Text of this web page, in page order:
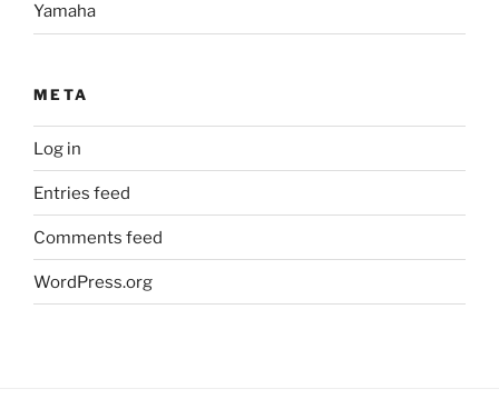
Yamaha
META
Log in
Entries feed
Comments feed
WordPress.org